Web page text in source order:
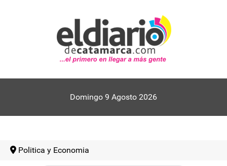
Domingo 9 Agosto 2026
Politica y Economia